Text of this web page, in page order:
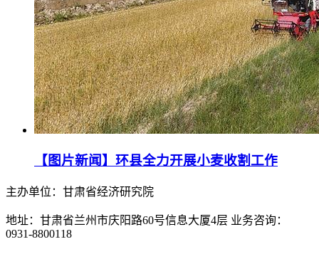
【图片新闻】环县全力开展小麦收割工作
主办单位：甘肃省经济研究院
地址：甘肃省兰州市庆阳路60号信息大厦4层 业务咨询：
0931-8800118